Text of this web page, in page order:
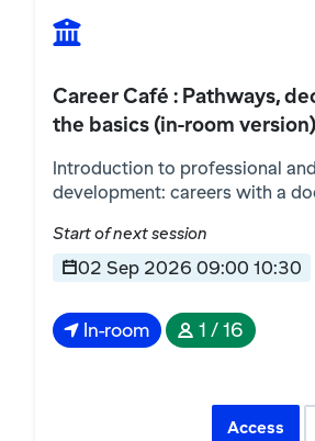
Career Café : Pathways,
the basics (in-room version)
Introduction to professional
development: careers with a
Start of next session
02 Sep 2026 09:00 10:30
In-room 1 / 16
Access